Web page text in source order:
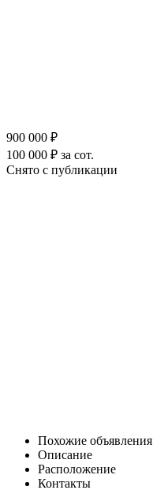
900 000 ₽
100 000 ₽ за сот.
Снято с публикации
Похожие объявления
Описание
Расположение
Контакты